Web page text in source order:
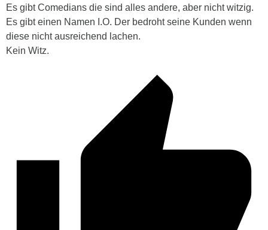
Es gibt Comedians die sind alles andere, aber nicht witzig.
Es gibt einen Namen I.O. Der bedroht seine Kunden wenn
diese nicht ausreichend lachen.
Kein Witz.